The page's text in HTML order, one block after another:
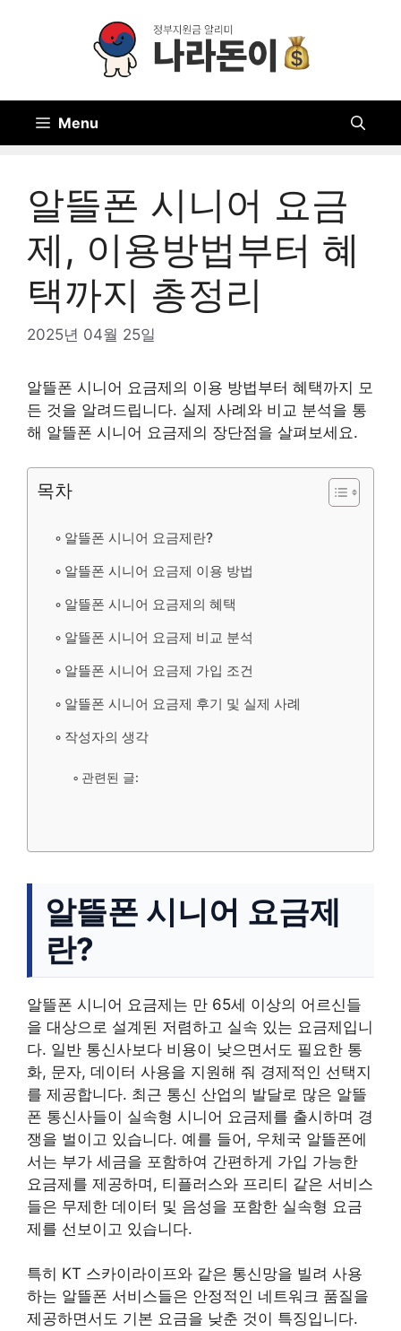
Menu
알뜰폰 시니어 요금
제, 이용방법부터 혜
택까지 총정리
2025년 04월 25일
알뜰폰 시니어 요금제의 이용 방법부터 혜택까지 모
든 것을 알려드립니다. 실제 사례와 비교 분석을 통
해 알뜰폰 시니어 요금제의 장단점을 살펴보세요.
목차
알뜰폰 시니어 요금제란?
알뜰폰 시니어 요금제 이용 방법
알뜰폰 시니어 요금제의 혜택
알뜰폰 시니어 요금제 비교 분석
알뜰폰 시니어 요금제 가입 조건
알뜰폰 시니어 요금제 후기 및 실제 사례
작성자의 생각
관련된 글:
알뜰폰 시니어 요금제
란?
알뜰폰 시니어 요금제는 만 65세 이상의 어르신들
을 대상으로 설계된 저렴하고 실속 있는 요금제입니
다. 일반 통신사보다 비용이 낮으면서도 필요한 통
화, 문자, 데이터 사용을 지원해 줘 경제적인 선택지
를 제공합니다. 최근 통신 산업의 발달로 많은 알뜰
폰 통신사들이 실속형 시니어 요금제를 출시하며 경
쟁을 벌이고 있습니다. 예를 들어, 우체국 알뜰폰에
서는 부가 세금을 포함하여 간편하게 가입 가능한
요금제를 제공하며, 티플러스와 프리티 같은 서비스
들은 무제한 데이터 및 음성을 포함한 실속형 요금
제를 선보이고 있습니다.
특히 KT 스카이라이프와 같은 통신망을 빌려 사용
하는 알뜰폰 서비스들은 안정적인 네트워크 품질을
제공하면서도 기본 요금을 낮춘 것이 특징입니다.